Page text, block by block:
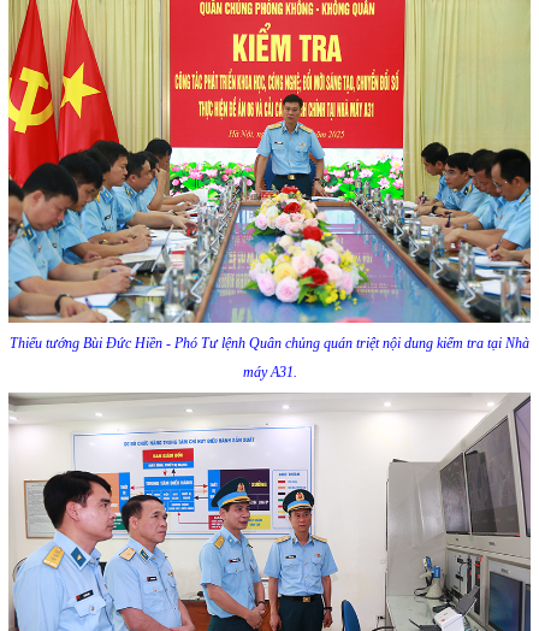
Thiếu tướng Bùi Đức Hiền - Phó Tư lệnh Quân chủng quán triệt nội dung kiểm tra tại Nhà
máy A31.